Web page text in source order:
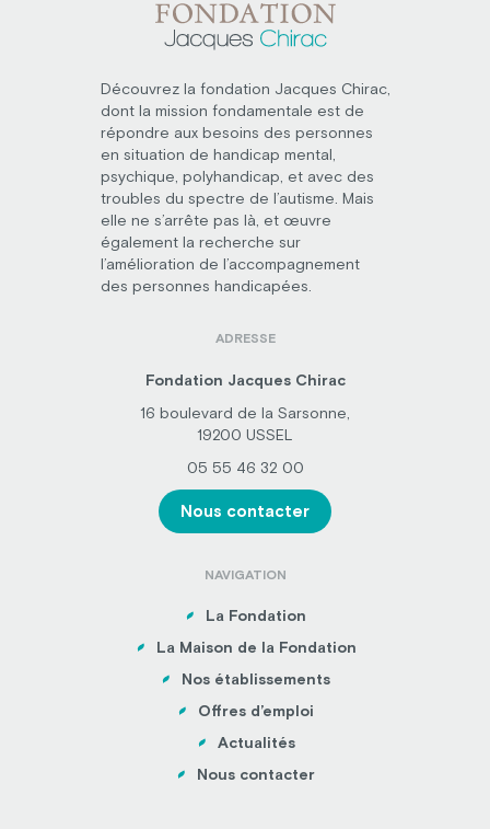
Découvrez la fondation Jacques Chirac,
dont la mission fondamentale est de
répondre aux besoins des personnes
en situation de handicap mental,
psychique, polyhandicap, et avec des
troubles du spectre de l’autisme. Mais
elle ne s’arrête pas là, et œuvre
également la recherche sur
l’amélioration de l’accompagnement
des personnes handicapées.
ADRESSE
Fondation Jacques Chirac
16 boulevard de la Sarsonne,
19200 USSEL
05 55 46 32 00
Nous contacter
NAVIGATION
La Fondation
La Maison de la Fondation
Nos établissements
Offres d’emploi
Actualités
Nous contacter